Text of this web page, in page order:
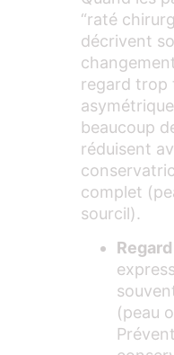
“raté
décrivent
regard trop
beaucoup
réduisent
complet
sourcil).
(peau